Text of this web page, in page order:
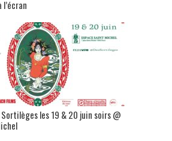
les 19 & 20 juin soirs @